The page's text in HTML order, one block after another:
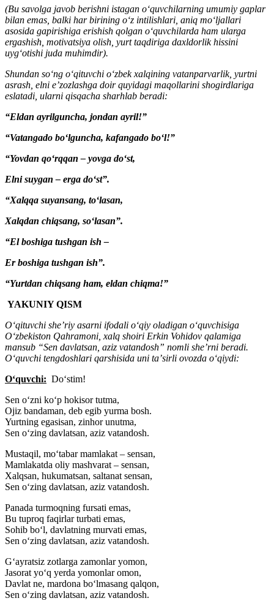
(Bu savolga javob berishni istagan oʻquvchilarning umumiy gaplar
bilan emas, balki har birining oʻz intilishlari, aniq moʻljallari
asosida gapirishiga erishish qolgan oʻquvchilarda ham ularga
ergashish, motivatsiya olish, yurt taqdiriga daxldorlik hissini
uygʻotishi juda muhimdir).
Shundan soʻng oʻqituvchi oʻzbek xalqining vatanparvarlik, yurtni
asrash, elni eʼzozlashga doir quyidagi maqollarini shogirdlariga
eslatadi, ularni qisqacha sharhlab beradi:
“Eldan ayrilguncha, jondan ayril!”
“Vatangado boʻlguncha, kafangado boʻl!”
“Yovdan qoʻrqqan – yovga doʻst,
Elni suygan – erga doʻst”.
“Xalqqa suyansang, toʻlasan,
Xalqdan chiqsang, soʻlasan”.
“El boshiga tushgan ish –
Er boshiga tushgan ish”.
“Yurtdan chiqsang ham, eldan chiqma!”
YAKUNIY QISM
Oʻqituvchi sheʼriy asarni ifodali oʻqiy oladigan oʻquvchisiga
Oʻzbekiston Qahramoni, xalq shoiri Erkin Vohidov qalamiga
mansub “Sen davlatsan, aziz vatandosh” nomli sheʼrni beradi.
Oʻquvchi tengdoshlari qarshisida uni taʼsirli ovozda oʻqiydi:
Oʻquvchi: Doʻstim!
Sen oʻzni koʻp hokisor tutma,
Ojiz bandaman, deb egib yurma bosh.
Yurtning egasisan, zinhor unutma,
Sen oʻzing davlatsan, aziz vatandosh.
Mustaqil, moʻtabar mamlakat – sensan,
Mamlakatda oliy mashvarat – sensan,
Xalqsan, hukumatsan, saltanat sensan,
Sen oʻzing davlatsan, aziz vatandosh.
Panada turmoqning fursati emas,
Bu tuproq faqirlar turbati emas,
Sohib boʻl, davlatning murvati emas,
Sen oʻzing davlatsan, aziz vatandosh.
Gʻayratsiz zotlarga zamonlar yomon,
Jasorat yoʻq yerda yomonlar omon,
Davlat ne, mardona boʻlmasang qalqon,
Sen oʻzing davlatsan, aziz vatandosh.